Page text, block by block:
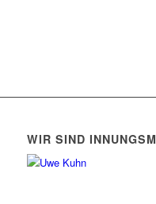
WIR SIND